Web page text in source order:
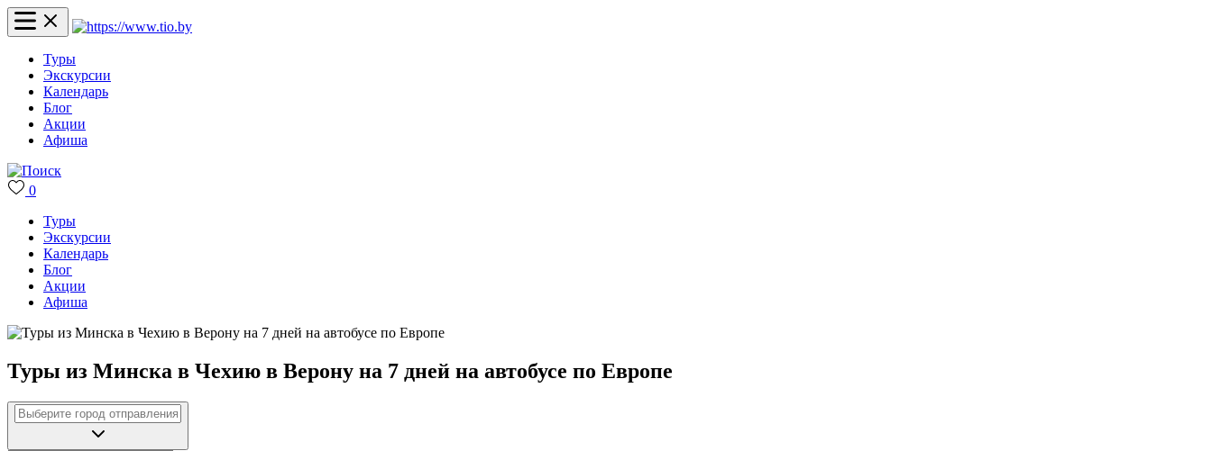
Туры
Экскурсии
Календарь
Блог
Акции
Афиша
0
Туры
Экскурсии
Календарь
Блог
Акции
Афиша
Туры из Минска в Чехию в Верону на 7 дней на автобусе по Европе